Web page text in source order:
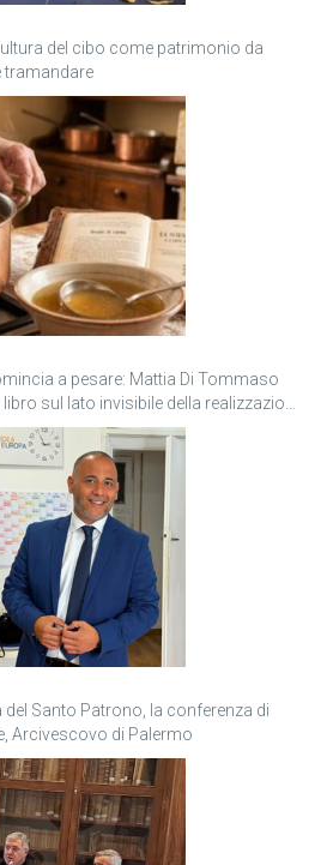
del cibo come patrimonio da
tramandare
a pesare: Mattia Di Tommaso
sul lato invisibile della realizzazione
del Santo Patrono, la conferenza di
Arcivescovo di Palermo